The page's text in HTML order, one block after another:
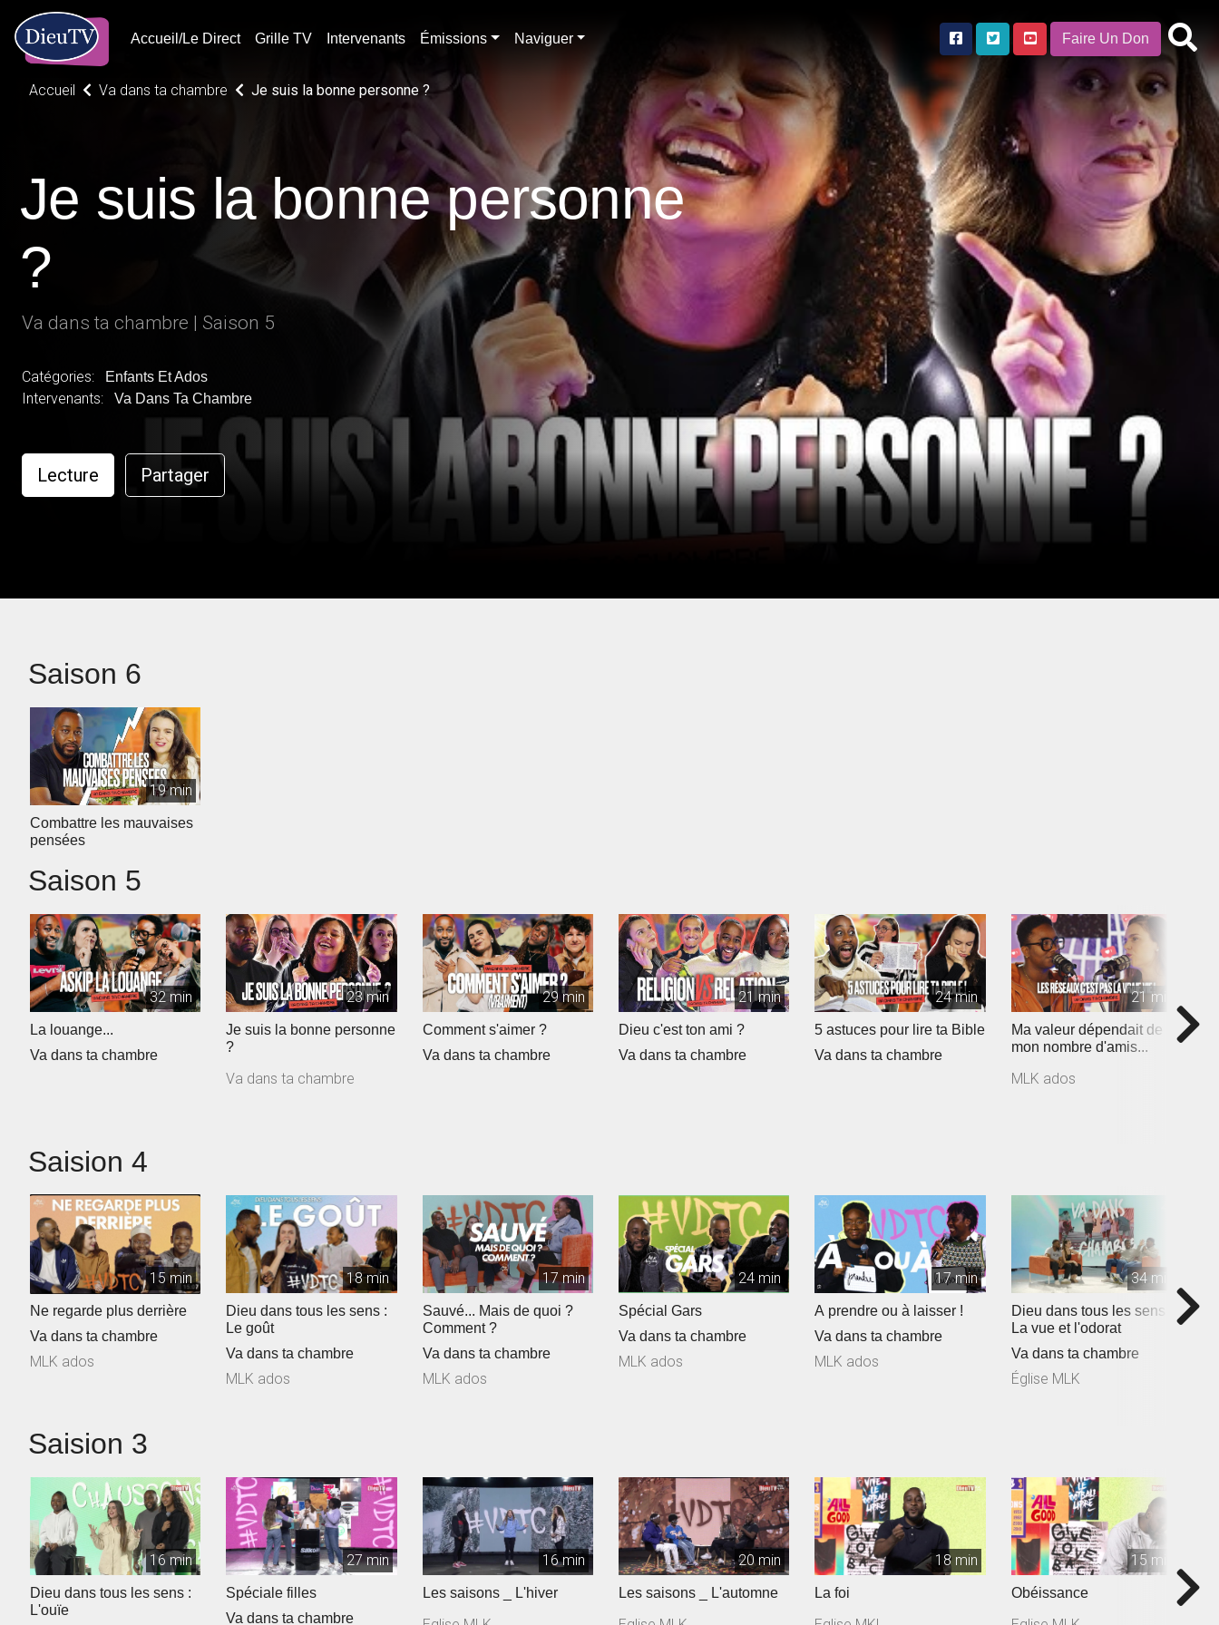
Accueil/Le Direct Grille TV Intervenants Émissions Naviguer Faire Un Don
Accueil Va dans ta chambre Je suis la bonne personne ?
Je suis la bonne personne
?
Va dans ta chambre | Saison 5
Catégories: Enfants Et Ados
Intervenants: Va Dans Ta Chambre
Lecture Partager
Saison 6
19 min
Combattre les mauvaises
pensées
Saison 5
32 min
La louange...
Va dans ta chambre
23 min
Je suis la bonne personne
?
Va dans ta chambre
29 min
Comment s'aimer ?
Va dans ta chambre
21 min
Dieu c'est ton ami ?
Va dans ta chambre
24 min
5 astuces pour lire ta Bible
Va dans ta chambre
21 min
Ma valeur dépendait de
mon nombre d'amis...
MLK ados
Saision 4
15 min
Ne regarde plus derrière
Va dans ta chambre
MLK ados
18 min
Dieu dans tous les sens :
Le goût
Va dans ta chambre
MLK ados
17 min
Sauvé... Mais de quoi ?
Comment ?
Va dans ta chambre
MLK ados
24 min
Spécial Gars
Va dans ta chambre
MLK ados
17 min
A prendre ou à laisser !
Va dans ta chambre
MLK ados
34 min
Dieu dans tous les sens :
La vue et l'odorat
Va dans ta chambre
Église MLK
Saision 3
16 min
Dieu dans tous les sens :
L'ouïe
27 min
Spéciale filles
Va dans ta chambre
16 min
Les saisons _ L'hiver
20 min
Les saisons _ L'automne
18 min
La foi
15 min
Obéissance